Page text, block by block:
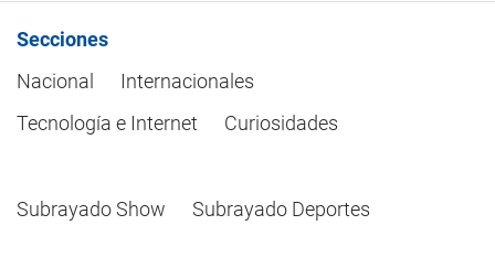
Secciones
Nacional
Internacionales
Tecnología e Internet
Curiosidades
Subrayado Show Subrayado Deportes